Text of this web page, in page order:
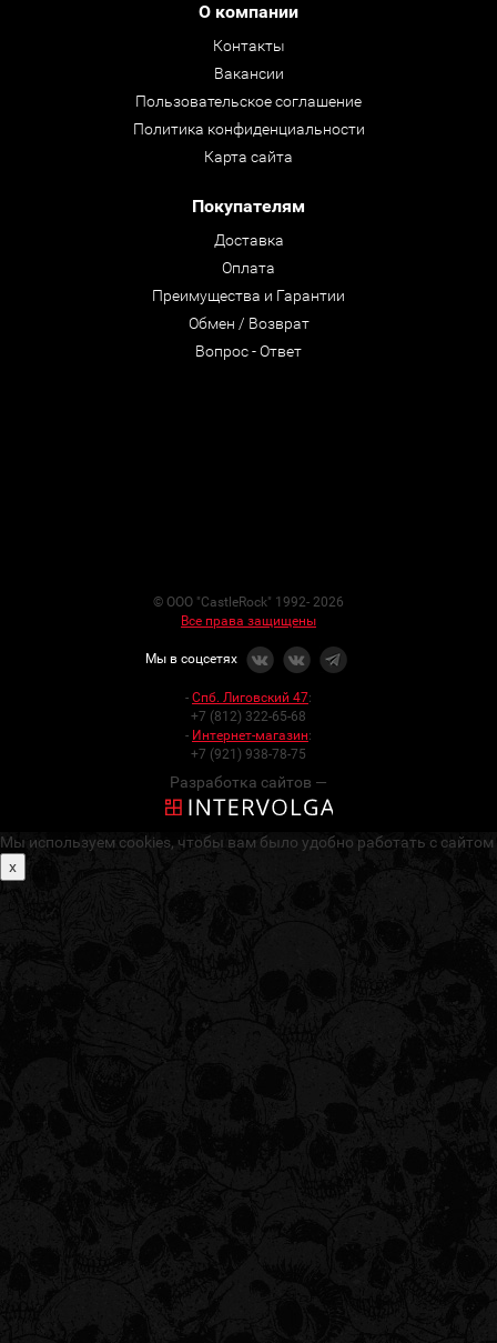
О компании
Контакты
Вакансии
Пользовательское соглашение
Политика конфиденциальности
Карта сайта
Покупателям
Доставка
Оплата
Преимущества и Гарантии
Обмен / Возврат
Вопрос - Ответ
© ООО "CastleRock" 1992- 2026
Все права защищены
Мы в соцсетях
- Спб. Лиговский 47:
+7 (812) 322-65-68
- Интернет-магазин:
+7 (921) 938-78-75
Разработка сайтов —
Мы используем cookies, чтобы вам было удобно работать с сайтом
x